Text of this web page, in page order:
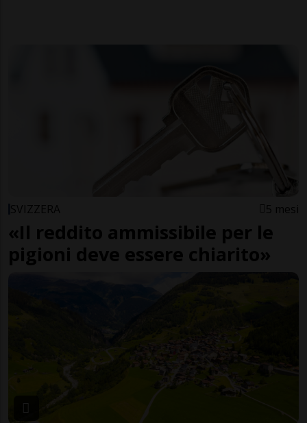
SVIZZERA 5 mesi
«Il reddito ammissibile per le
pigioni deve essere chiarito»